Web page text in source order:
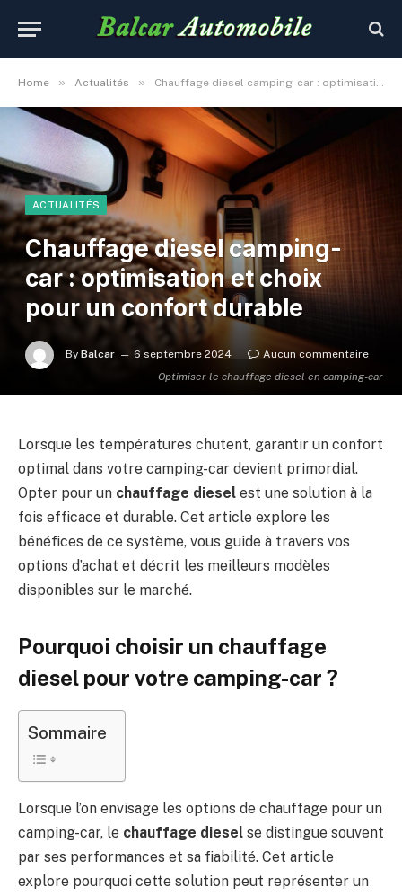
Home » Actualités » Chauffage diesel camping-car : optimisation et choix pour un confort durable
Optimiser le chauffage diesel en camping-car
ACTUALITÉS
Chauffage diesel camping-
car : optimisation et choix
pour un confort durable
By Balcar 6 septembre 2024 Aucun commentaire
Lorsque les températures chutent, garantir un confort
optimal dans votre camping-car devient primordial.
Opter pour un chauffage diesel est une solution à la
fois efficace et durable. Cet article explore les
bénéfices de ce système, vous guide à travers vos
options d’achat et décrit les meilleurs modèles
disponibles sur le marché.
Pourquoi choisir un chauffage
diesel pour votre camping-car ?
Sommaire
Lorsque l’on envisage les options de chauffage pour un
camping-car, le chauffage diesel se distingue souvent
par ses performances et sa fiabilité. Cet article
explore pourquoi cette solution peut représenter un